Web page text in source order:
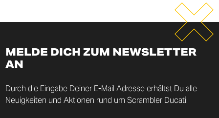
MELDE DICH ZUM NEWSLETTER
AN
Durch die Eingabe Deiner E-Mail Adresse erhältst Du alle
Neuigkeiten und Aktionen rund um Scrambler Ducati.